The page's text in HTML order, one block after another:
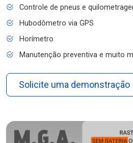
Controle de pneus e
Hubodômetro via GPS
Horímetro
Manutenção preventiva e muito
Solicite uma demonstração